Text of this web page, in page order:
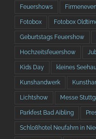
Feuershows
Fotobox Fotobox
Geburtstags Feuershow
Hochzeitsfeuershow
Kids Day kleines
Kunshandwerk
Lichtshow Messe
Parkfest Bad Aibling
Schloßhotel Neufahrn in